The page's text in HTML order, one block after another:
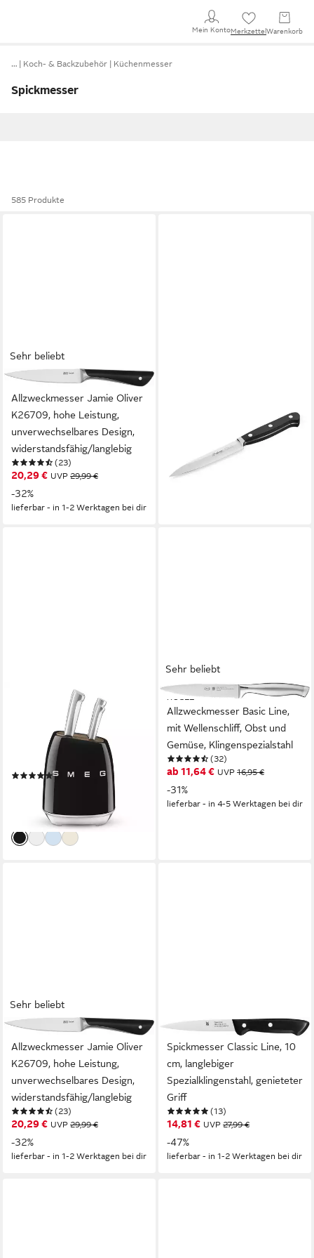
Mein KontoMerkzettel Warenkorb
… Koch- & Backzubehör Küchenmesser
Spickmesser
585 Produkte
Sehr beliebt
TEFAL
Allzweckmesser Jamie Oliver
K26709, hohe Leistung,
unverwechselbares Design,
widerstandsfähig/langlebig
(23)
20,29 € UVP 29,99 €
-32%
lieferbar - in 1-2 Werktagen bei dir
handgeschmiedet Solingen 12
cm – rostfreier Stahl,
X50CrMoV15, 58 HRC,
Glatter Schliff, POM-Griff,
39,99 €
lieferbar - in 2-3 Werktagen bei dir
Messerblock KBSF02BL
Messerblock-Set (6 tlg)
Gehäuse: Carbonstahl 50s
Style Schwa (6tlg)
(7)
ab 286,34 € 349,00 €
lieferbar - in 2-3 Werktagen bei dir
Sehr beliebt
RÖSLE
Allzweckmesser Basic Line,
mit Wellenschliff, Obst und
Gemüse, Klingenspezialstahl
(32)
ab 11,64 € UVP 16,95 €
-31%
lieferbar - in 4-5 Werktagen bei dir
Sehr beliebt
TEFAL
Allzweckmesser Jamie Oliver
K26709, hohe Leistung,
unverwechselbares Design,
widerstandsfähig/langlebig
(23)
20,29 € UVP 29,99 €
-32%
lieferbar - in 1-2 Werktagen bei dir
WMF
Spickmesser Classic Line, 10
cm, langlebiger
Spezialklingenstahl, genieteter
Griff
(13)
14,81 € UVP 27,99 €
-47%
lieferbar - in 1-2 Werktagen bei dir